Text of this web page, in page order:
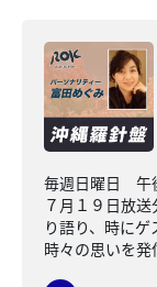
毎週日曜日 午
７月１９日放
り語り、時に
時々の思いを発